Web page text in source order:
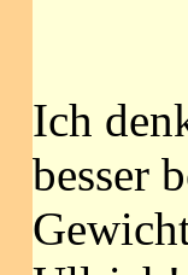
Ich
besser